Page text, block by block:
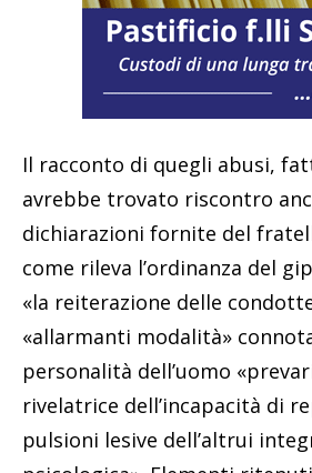
Il racconto di quegli abusi,
avrebbe trovato riscontro
dichiarazioni fornite del
come rileva l’ordinanza del
«la reiterazione delle
«allarmanti modalità»
personalità dell’uomo
rivelatrice dell’incapacità di
pulsioni lesive dell’altrui